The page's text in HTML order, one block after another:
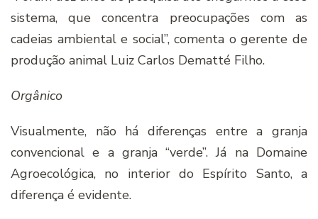
sistema, que concentra preocupações com as
cadeias ambiental e social”, comenta o gerente de
produção animal Luiz Carlos Dematté Filho.
Orgânico
Visualmente, não há diferenças entre a granja
convencional e a granja “verde”. Já na Domaine
Agroecológica, no interior do Espírito Santo, a
diferença é evidente.